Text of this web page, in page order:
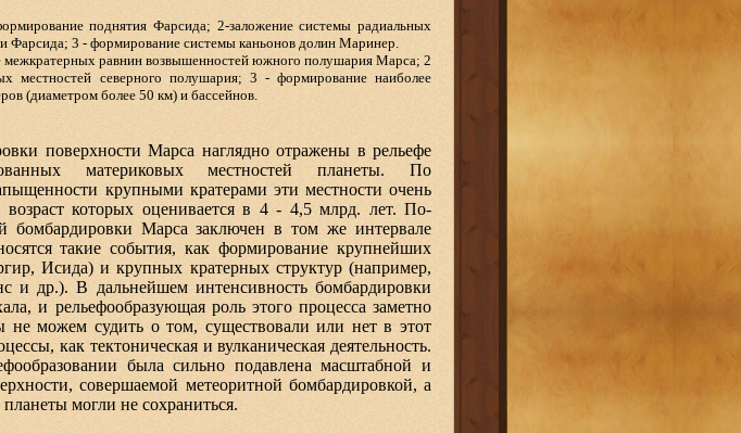
поднятия Фарсида; 2-заложение системы радиальных
Фарсида; 3 - формирование системы каньонов долин Маринер.
равнин возвышенностей южного полушария Марса; 2
местностей северного полушария; 3 - формирование наиболее
(диаметром более 50 км) и бассейнов.
поверхности Марса наглядно отражены в рельефе
материковых местностей планеты. По
крупными кратерами эти местности очень
которых оценивается в 4 - 4,5 млрд. лет. По-
бомбардировки Марса заключен в том же интервале
такие события, как формирование крупнейших
Исида) и крупных кратерных структур (например,
и др.). В дальнейшем интенсивность бомбардировки
и рельефообразующая роль этого процесса заметно
не можем судить о том, существовали или нет в этот
как тектоническая и вулканическая деятельность.
была сильно подавлена масштабной и
совершаемой метеоритной бомбардировкой, а
могли не сохраниться.